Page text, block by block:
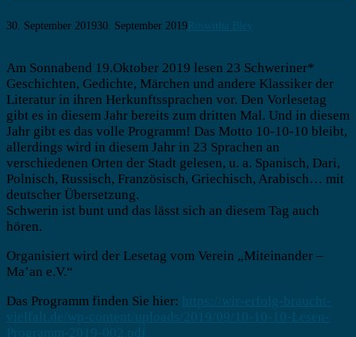
30. September 201930. September 2019 Roswitha Bley
Am Sonnabend 19.Oktober 2019 lesen 23 Schweriner*
Geschichten, Gedichte, Märchen und andere Klassiker der
Literatur in ihren Herkunftssprachen vor. Den Vorlesetag
gibt es in diesem Jahr bereits zum dritten Mal. Und in diesem
Jahr gibt es das volle Programm! Das Motto 10-10-10 bleibt,
allerdings wird in diesem Jahr in 23 Sprachen an
verschiedenen Orten der Stadt gelesen, u. a. Spanisch, Dari,
Polnisch, Russisch, Französisch, Griechisch, Arabisch… mit
deutscher Übersetzung.
Schwerin ist bunt und das lässt sich an diesem Tag auch
hören.
Organisiert wird der Lesetag vom Verein „Miteinander –
Ma’an e.V.“
Das Programm finden Sie hier: https://wir-erfolg-braucht-
vielfalt.de/wp-content/uploads/2019/09/10-10-10-Lesen-
Programm-2019-002.pdf